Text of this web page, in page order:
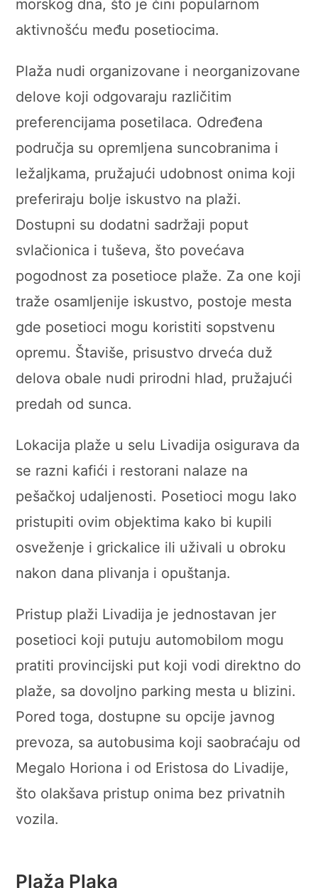
morskog dna, što je čini popularnom
aktivnošću među posetiocima.
Plaža nudi organizovane i neorganizovane
delove koji odgovaraju različitim
preferencijama posetilaca. Određena
područja su opremljena suncobranima i
ležaljkama, pružajući udobnost onima koji
preferiraju bolje iskustvo na plaži.
Dostupni su dodatni sadržaji poput
svlačionica i tuševa, što povećava
pogodnost za posetioce plaže. Za one koji
traže osamljenije iskustvo, postoje mesta
gde posetioci mogu koristiti sopstvenu
opremu. Štaviše, prisustvo drveća duž
delova obale nudi prirodni hlad, pružajući
predah od sunca.
Lokacija plaže u selu Livadija osigurava da
se razni kafići i restorani nalaze na
pešačkoj udaljenosti. Posetioci mogu lako
pristupiti ovim objektima kako bi kupili
osveženje i grickalice ili uživali u obroku
nakon dana plivanja i opuštanja.
Pristup plaži Livadija je jednostavan jer
posetioci koji putuju automobilom mogu
pratiti provincijski put koji vodi direktno do
plaže, sa dovoljno parking mesta u blizini.
Pored toga, dostupne su opcije javnog
prevoza, sa autobusima koji saobraćaju od
Megalo Horiona i od Eristosa do Livadije,
što olakšava pristup onima bez privatnih
vozila.
Plaža Plaka